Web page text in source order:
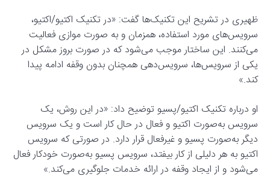
ظهیری در تشریح این تکنیک‌ها گفت: «در تکنیک اکتیو/اکتیو،
سرویس‌های مورد استفاده، همزمان و به صورت موازی فعالیت
می‌کنند. این ساختار موجب می‌شود که در صورت بروز مشکل در
یکی از سرویس‌ها، سرویس‌دهی همچنان بدون وقفه ادامه پیدا
کند.»
او درباره تکنیک اکتیو/پسیو توضیح داد: «در این روش، یک
سرویس به‌صورت اکتیو و فعال در حال کار است و یک سرویس
دیگر به‌صورت پسیو و غیرفعال قرار دارد. در صورتی که سرویس
اکتیو به هر دلیلی از کار بیفتد، سرویس پسیو به‌صورت خودکار فعال
می‌شود و از ایجاد وقفه در ارائه خدمات جلوگیری می‌کند.»